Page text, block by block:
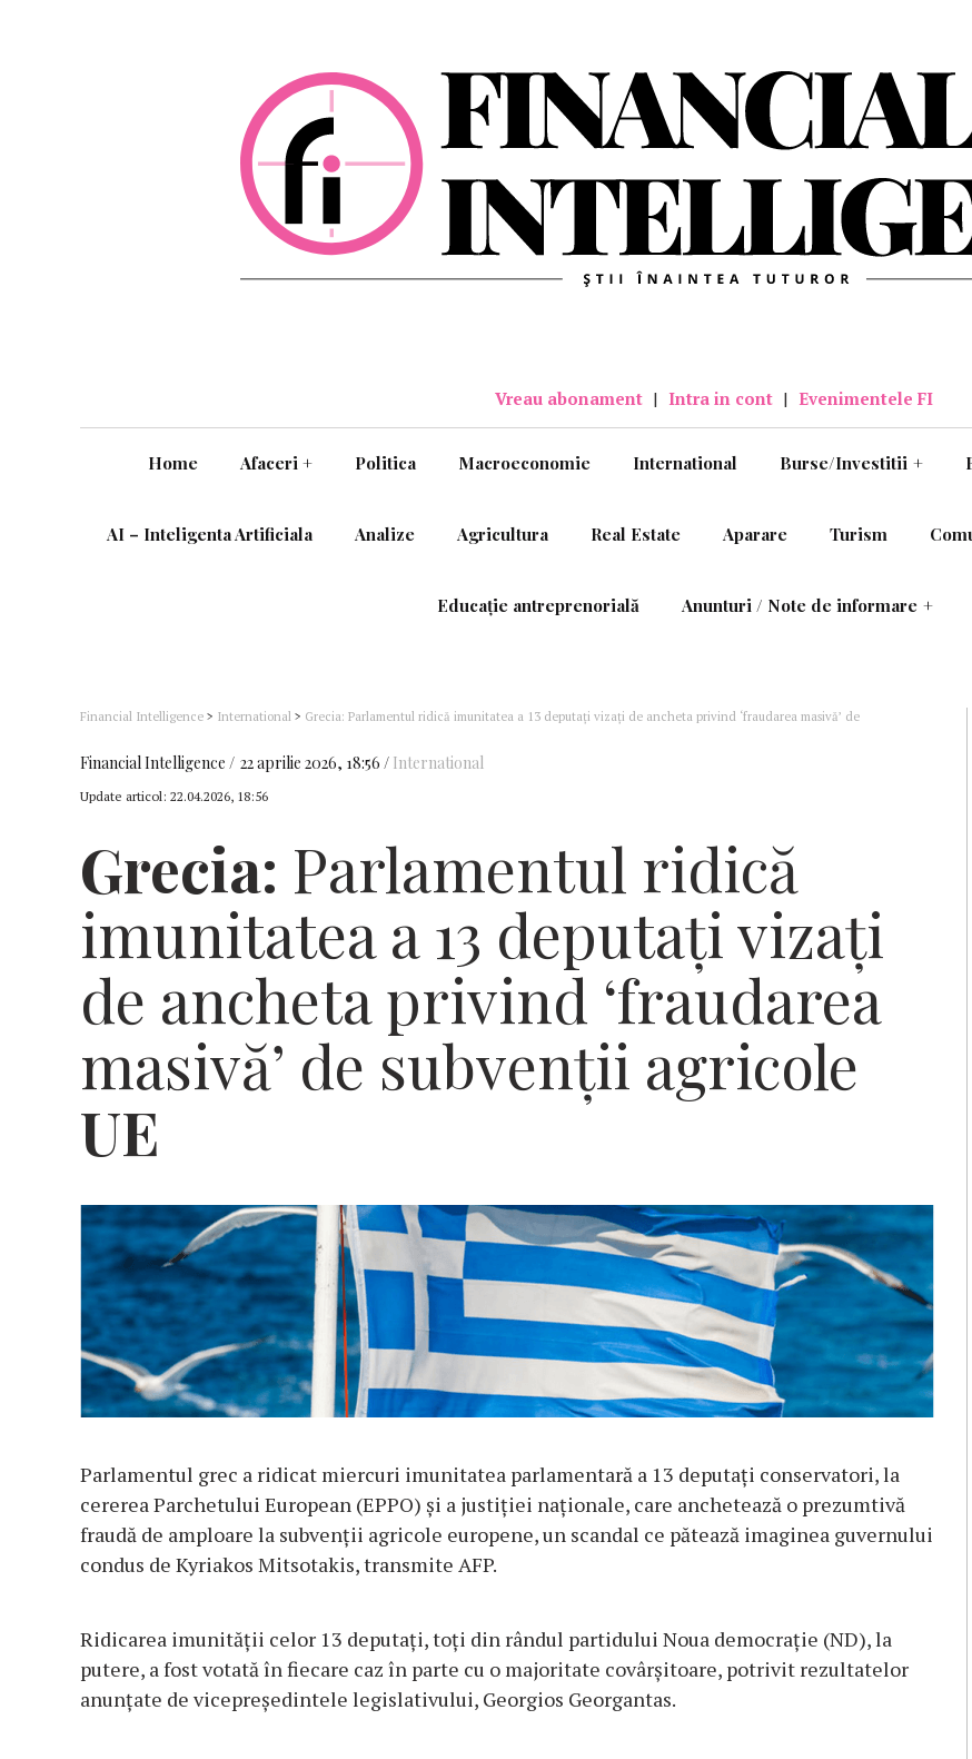
Vreau abonament | Intra in cont | Evenimentele FI
Home Afaceri + Politica Macroeconomie International Burse/Investitii +
AI – Inteligenta Artificiala Analize Agricultura Real Estate Aparare Turism
Educație antreprenorială Anunturi / Note de informare +
Financial Intelligence > International > Grecia: Parlamentul ridică imunitatea a 13 deputaţi vizaţi de ancheta privind ‘fraudarea masivă’ de
Financial Intelligence 22 aprilie 2026, 18:56 International
Update articol: 22.04.2026, 18:56
Grecia: Parlamentul ridică
imunitatea a 13 deputaţi vizaţi
de ancheta privind ‘fraudarea
masivă’ de subvenţii agricole
UE
Parlamentul grec a ridicat miercuri imunitatea parlamentară a 13 deputaţi conservatori, la
cererea Parchetului European (EPPO) şi a justiţiei naţionale, care anchetează o prezumtivă
fraudă de amploare la subvenţii agricole europene, un scandal ce pătează imaginea guvernului
condus de Kyriakos Mitsotakis, transmite AFP.
Ridicarea imunităţii celor 13 deputaţi, toţi din rândul partidului Noua democraţie (ND), la
putere, a fost votată în fiecare caz în parte cu o majoritate covârşitoare, potrivit rezultatelor
anunţate de vicepreşedintele legislativului, Georgios Georgantas.